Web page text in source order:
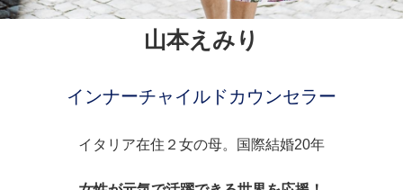
山本えみり
インナーチャイルドカウンセラー
イタリア在住２女の母。国際結婚20年